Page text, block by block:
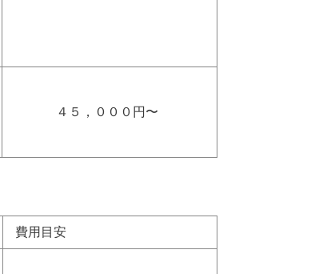
４５，０００円〜
費用目安